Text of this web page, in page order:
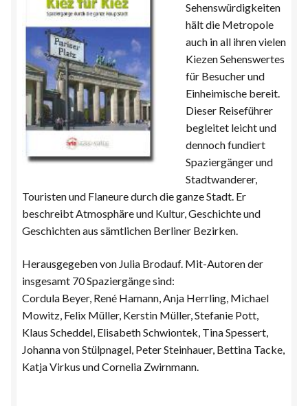
Sehenswürdigkeiten
hält die Metropole
auch in all ihren vielen
Kiezen Sehenswertes
für Besucher und
Einheimische bereit.
Dieser Reiseführer
begleitet leicht und
dennoch fundiert
Spaziergänger und
Stadtwanderer,
Touristen und Flaneure durch die ganze Stadt. Er
beschreibt Atmosphäre und Kultur, Geschichte und
Geschichten aus sämtlichen Berliner Bezirken.
Herausgegeben von Julia Brodauf. Mit-Autoren der
insgesamt 70 Spaziergänge sind:
Cordula Beyer, René Hamann, Anja Herrling, Michael
Mowitz, Felix Müller, Kerstin Müller, Stefanie Pott,
Klaus Scheddel, Elisabeth Schwiontek, Tina Spessert,
Johanna von Stülpnagel, Peter Steinhauer, Bettina Tacke,
Katja Virkus und Cornelia Zwirnmann.